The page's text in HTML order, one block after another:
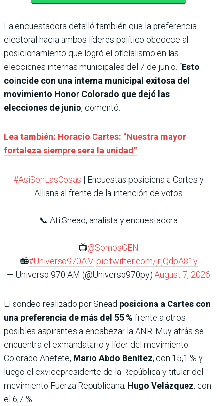
La encuestadora detalló también que la preferencia
electoral hacia ambos líderes político obedece al
posicionamiento que logró el oficialismo en las
elecciones internas municipales del 7 de junio. “Esto
coincide con una interna municipal exitosa del
movimiento Honor Colorado que dejó las
elecciones de junio, comentó.
Lea también: Horacio Cartes: “Nuestra mayor
fortaleza siempre será la unidad”
#AsiSonLasCosas | Encuestas posiciona a Cartes y
Alliana al frente de la intención de votos
📞 Ati Snead, analista y encuestadora
📺@SomosGEN
📻#Universo970AM pic.twitter.com/jrjQdpA81y
— Universo 970 AM (@Universo970py) August 7, 2026
El sondeo realizado por Snead posiciona a Cartes con
una preferencia de más del 55 % frente a otros
posibles aspirantes a encabezar la ANR. Muy atrás se
encuentra el exmandatario y líder del movimiento
Colorado Añetete, Mario Abdo Benítez, con 15,1 % y
luego el exvicepresidente de la República y titular del
movimiento Fuerza Republicana, Hugo Velázquez, con
el 6,7 %.